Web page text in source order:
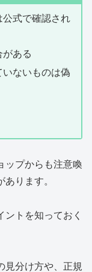
公式で確認され
がある
いないものは偽
ップからも注意喚
ります。
トを知っておく
見分け方や、正規